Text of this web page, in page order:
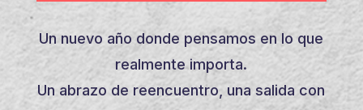
Un nuevo año donde pensamos en lo que
realmente importa.
Un abrazo de reencuentro, una salida con